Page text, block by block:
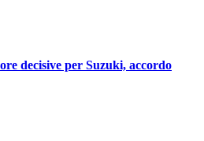
decisive per Suzuki, accordo